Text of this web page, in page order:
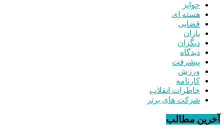
جوایز
هسته ای
قضایی
یاران
دیگران
دیدگاه
پیشرفت
ورزش
کارنامه
خاطرات انقلاب
شرکت های برتر
آخرین مطالب